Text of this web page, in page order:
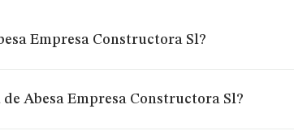
Empresa Constructora Sl?
Abesa Empresa Constructora Sl?